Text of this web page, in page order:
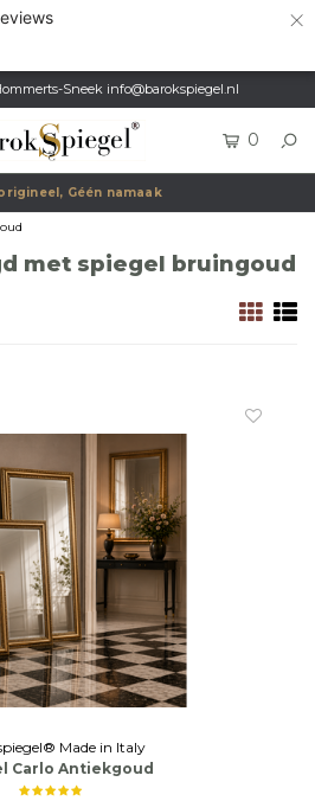
×
Sneek info@barokspiegel.nl
0
Géén namaak
met spiegel bruingoud
Made in Italy
Carlo Antiekgoud